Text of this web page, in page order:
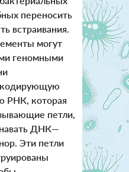
переносить
встраивания.
могут
геномными
РНК, которая
петли,
ДНК—
Эти петли